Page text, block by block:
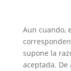
Aun cuando,
supone la
aceptada. De